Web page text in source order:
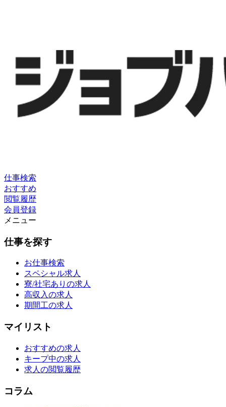
仕事検索
おすすめ
閲覧履歴
会員登録
メニュー
仕事を探す
お仕事検索
スペシャル求人
寮/社宅ありの求人
高収入の求人
期間工の求人
マイリスト
おすすめの求人
キープ中の求人
求人の閲覧履歴
コラム